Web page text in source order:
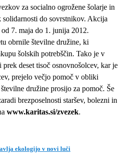
za socialno ogrožene šolarje in
do sovrstnikov. Akcija
7. maja do 1. junija 2012.
obrnile številne družine, ki
šolskih potrebščin. Tako je v
deset tisoč osnovnošolcev, kar je
prejelo večjo pomoč v obliki
družine prosijo za pomoč. Še
brezposelnosti staršev, bolezni in
www.karitas.si/zvezek.
ekologijo v novi luči